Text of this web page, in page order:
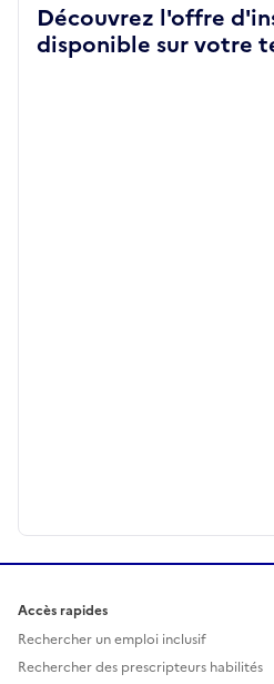
Découvrez l'offre
disponible sur votre
Accès rapides
Rechercher un emploi inclusif
Rechercher des prescripteurs habilités